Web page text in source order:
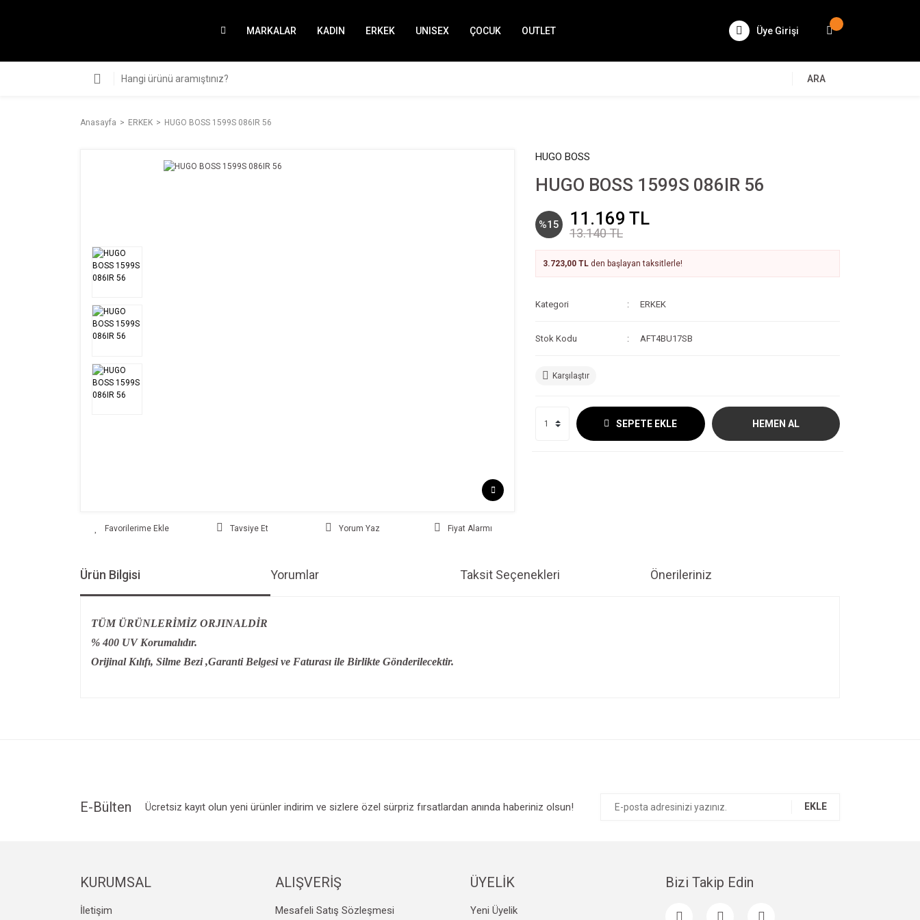
MARKALAR KADIN ERKEK UNISEX ÇOCUK OUTLET Üye Girişi
ARA
Anasayfa ERKEK HUGO BOSS 1599S 086IR 56
Tavsiye Et Yorum Yaz Fiyat Alarmı
HUGO BOSS
HUGO BOSS 1599S 086IR 56
%15 11.169 TL
13.140 TL
3.723,00 TL den başlayan taksitlerle!
Kategori ERKEK
Stok Kodu AFT4BU17SB
Karşılaştır
SEPETE EKLE HEMEN AL
Ürün Bilgisi Yorumlar Taksit Seçenekleri Önerileriniz
TÜM ÜRÜNLERİMİZ ORJINALDİR
% 400 UV Korumalıdır.
Orijinal Kılıfı, Silme Bezi ,Garanti Belgesi ve Faturası ile Birlikte Gönderilecektir.
Bu ürüne benzer farklı alternatifler olmalı.
E-Bülten Ücretsiz kayıt olun yeni ürünler indirim ve sizlere özel sürpriz fırsatlardan anında haberiniz olsun! EKLE
KURUMSAL
İletişim
ALIŞVERİŞ
Mesafeli Satış Sözleşmesi
ÜYELİK
Yeni Üyelik
Bizi Takip Edin